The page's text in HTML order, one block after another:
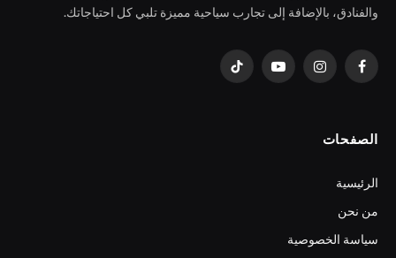
والفنادق، بالإضافة إلى تجارب سياحية مميزة تلبي كل احتياجاتك.
فيسبوكالانستغراميوتيوب تيكتوك
الصفحات
الرئيسية
من نحن
سياسة الخصوصية